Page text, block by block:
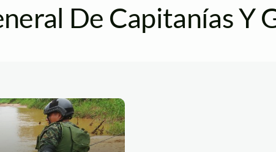
De Capitanías Y